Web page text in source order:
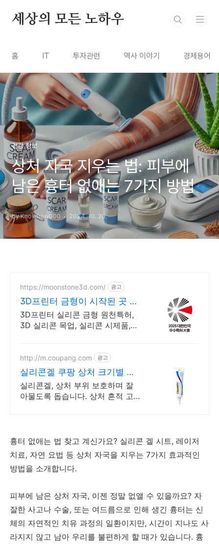
세상의 모든 노하우
홈 IT 투자관련 역사 이야기 경제용어
건강 정보
상처 자국 지우는 법: 피부에
남은 흉터 없애는 7가지 방법
by Knowhow000 2024. 10. 20.
https://moonstone3d.com/ 광고
3D프린터 금형이 시작된 곳 특
허 : 10-2526646
3D프린터 실리콘 금형 원천특허,
3D 실리콘 목업, 실리콘 시제품,
발명특허대전 수상
http://m.coupang.com 광고
실리콘겔 쿠팡 상처 크기별 맞
춤 케어
실리콘겔, 상처 부위 보호하며 잘
아물도록 돕습니다. 상처 흔적 고
흉터 없애는 법 찾고 계신가요? 실리콘 겔 시트, 레이저
치료, 자연 요법 등 상처 자국을 지우는 7가지 효과적인
방법을 소개합니다.
피부에 남은 상처 자국, 이젠 정말 없앨 수 있을까요? 자
잘한 사고나 수술, 또는 여드름으로 인해 생긴 흉터는 신
체의 자연적인 치유 과정의 일환이지만, 시간이 지나도 사
라지지 않고 남아 우리를 불편하게 할 때가 있습니다. 흉